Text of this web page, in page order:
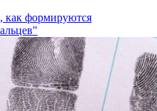
как формируются